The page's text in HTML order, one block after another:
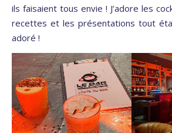
ils faisaient tous envie ! J’adore les
recettes et les présentations tout
adoré !